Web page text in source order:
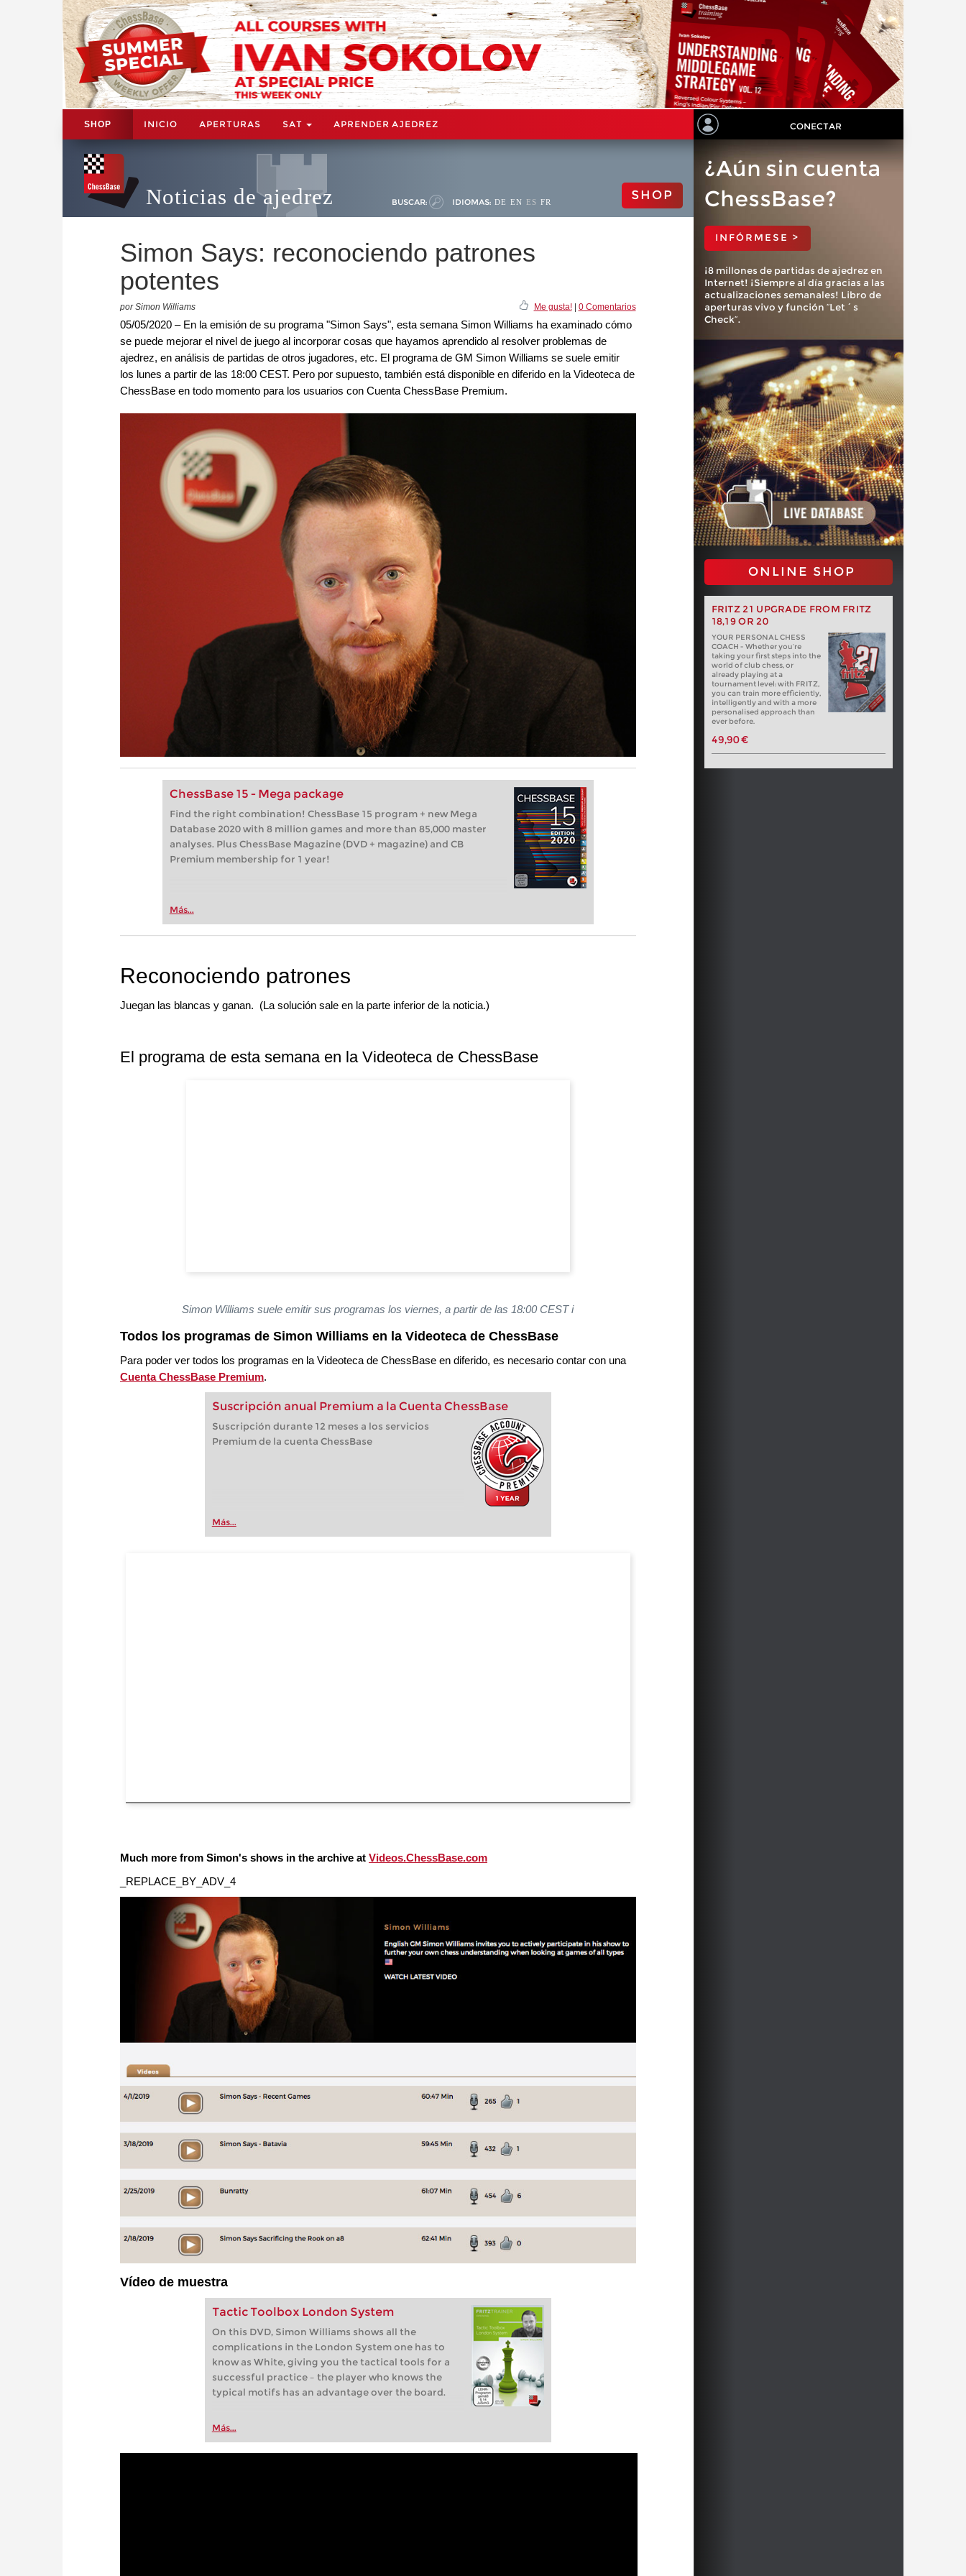
SHOP INICIO APERTURAS SAT APRENDER AJEDREZ CONECTAR
Noticias de ajedrez BUSCAR: IDIOMAS: DE EN ES FR SHOP
Simon Says: reconociendo patrones
potentes
por Simon Williams Me gusta!| 0 Comentarios
05/05/2020 – En la emisión de su programa "Simon Says", esta semana Simon Williams ha examinado cómo
se puede mejorar el nivel de juego al incorporar cosas que hayamos aprendido al resolver problemas de
ajedrez, en análisis de partidas de otros jugadores, etc. El programa de GM Simon Williams se suele emitir
los lunes a partir de las 18:00 CEST. Pero por supuesto, también está disponible en diferido en la Videoteca de
ChessBase en todo momento para los usuarios con Cuenta ChessBase Premium.
ChessBase 15 - Mega package
Find the right combination! ChessBase 15 program + new Mega
Database 2020 with 8 million games and more than 85,000 master
analyses. Plus ChessBase Magazine (DVD + magazine) and CB
Premium membership for 1 year!
Más...
¿Aún sin cuenta
ChessBase?
INFÓRMESE >
¡8 millones de partidas de ajedrez en
Internet! ¡Siempre al día gracias a las
actualizaciones semanales! Libro de
aperturas vivo y función “Let´s
Check”.
ONLINE SHOP
FRITZ 21 UPGRADE FROM FRITZ
18,19 OR 20
YOUR PERSONAL CHESS
COACH - Whether you’re
taking your first steps into the
world of club chess, or
already playing at a
tournament level: with FRITZ,
you can train more efficiently,
intelligently and with a more
personalised approach than
ever before.
49,90 €
Reconociendo patrones
Juegan las blancas y ganan. (La solución sale en la parte inferior de la noticia.)
El programa de esta semana en la Videoteca de ChessBase
Simon Williams suele emitir sus programas los viernes, a partir de las 18:00 CEST i
Todos los programas de Simon Williams en la Videoteca de ChessBase
Para poder ver todos los programas en la Videoteca de ChessBase en diferido, es necesario contar con una
Cuenta ChessBase Premium.
Suscripción anual Premium a la Cuenta ChessBase
Suscripción durante 12 meses a los servicios
Premium de la cuenta ChessBase
Más...
Much more from Simon's shows in the archive at Videos.ChessBase.com
_REPLACE_BY_ADV_4
Vídeo de muestra
Tactic Toolbox London System
On this DVD, Simon Williams shows all the
complications in the London System one has to
know as White, giving you the tactical tools for a
successful practice – the player who knows the
typical motifs has an advantage over the board.
Más...